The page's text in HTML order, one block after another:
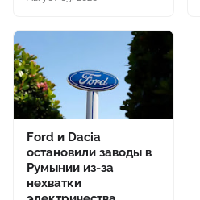
Ford и Dacia
остановили заводы в
Румынии из-за
нехватки